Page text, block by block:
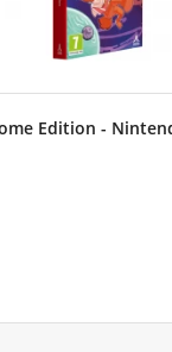
Edition -